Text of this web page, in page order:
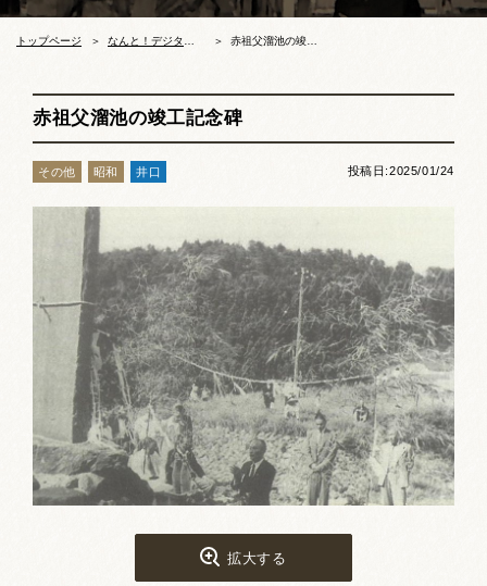
文化財 獅子舞 まつり
文化芸術団体
文化遺産
お祭りカレンダー
南砺文化地図
写真館
郷土資料
NANTO Wiki
市内団体の方
トップページ
赤祖父溜池の竣工記念碑
その他 昭和 井口 投稿日:2025/01/24
拡大する